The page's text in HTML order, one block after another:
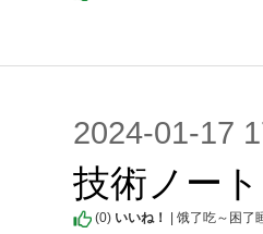
2024-01-17
技術ノート
(0) いいね！ | 饿了吃～困了